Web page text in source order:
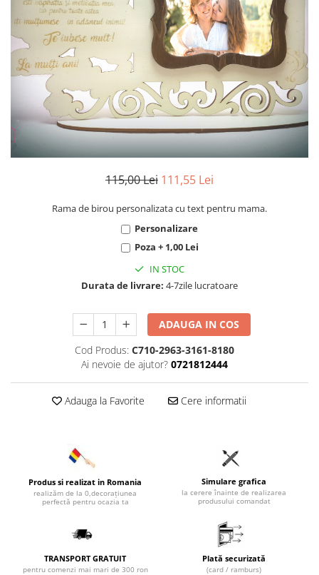
Ceasuri
Ceasuri cu rama foto
Ceasuri meserii
Ceasuri logo
Ceasuri de perete animalute
Ceasuri decorative
Ceasuri evenimente
Ceasuri gravate
Ceasuri hobby
Brelocuri personalizate
115,00 Lei 111,55 Lei
Rama de birou personalizata cu text pentru mama.
Personalizare
Poza + 1,00 Lei
IN STOC
Durata de livrare: 4-7zile lucratoare
ADAUGA IN COS
Cod Produs: C710-2963-3161-8180
Ai nevoie de ajutor? 0721812444
Adauga la Favorite Cere informatii
Produs si realizat in Romania
realizăm de la 0,decorațiunea
perfectă pentru ocazia ta
Simulare grafica
la cerere înainte de realizarea
produsului comandat
TRANSPORT GRATUIT
pentru comenzi mai mari de 300 ron
Plată securizată
(card / ramburs)